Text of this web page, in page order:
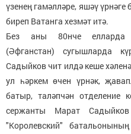
үзенең гамәлләре, яшәү
биреп Ватанга хезмәт итә.
Без аны 80нче елларда
(Әфганстан) сугышларда
Садыйков чит илдә кеше
ул һәркем өчен үрнәк,
батыр, таләпчән отделение
сержанты Марат
"Королевский"